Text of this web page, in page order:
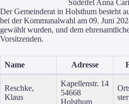
Südeifel Anna
Der Gemeinderat in Holsthum besteht
bei der Kommunalwahl am 09. Juni
gewählt wurden, und dem
Vorsitzenden.
Name Adresse
Reschke,
Klaus
Kapellenstr. 14
54668
Holsthum
ster